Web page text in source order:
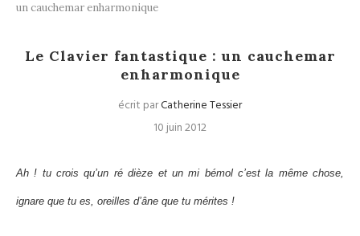
un cauchemar enharmonique
Le Clavier fantastique : un cauchemar
enharmonique
écrit parCatherine Tessier
10 juin 2012
Ah ! tu crois qu’un ré dièze et un mi bémol c’est la même chose,
ignare que tu es, oreilles d’âne que tu mérites !